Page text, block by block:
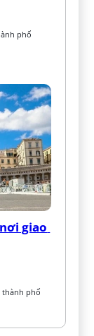
phố
giao
thành phố